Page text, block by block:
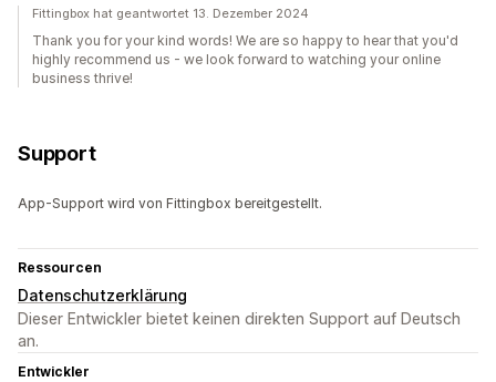
Fittingbox hat geantwortet 13. Dezember 2024
Thank you for your kind words! We are so happy to hear that you'd
highly recommend us - we look forward to watching your online
business thrive!
Support
App-Support wird von Fittingbox bereitgestellt.
Ressourcen
Datenschutzerklärung
Dieser Entwickler bietet keinen direkten Support auf Deutsch
an.
Entwickler